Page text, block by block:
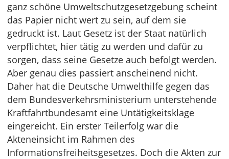
ganz schöne Umweltschutzgesetzgebung scheint
das Papier nicht wert zu sein, auf dem sie
gedruckt ist. Laut Gesetz ist der Staat natürlich
verpflichtet, hier tätig zu werden und dafür zu
sorgen, dass seine Gesetze auch befolgt werden.
Aber genau dies passiert anscheinend nicht.
Daher hat die Deutsche Umwelthilfe gegen das
dem Bundesverkehrsministerium unterstehende
Kraftfahrtbundesamt eine Untätigkeitsklage
eingereicht. Ein erster Teilerfolg war die
Akteneinsicht im Rahmen des
Informationsfreiheitsgesetzes. Doch die Akten zur